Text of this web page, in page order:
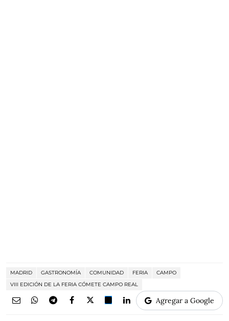
MADRID GASTRONOMÍA COMUNIDAD FERIA
CAMPO
VIII EDICIÓN DE LA FERIA CÓMETE CAMPO REAL
Agregar a Google